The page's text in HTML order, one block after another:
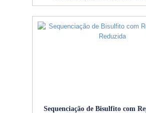
Sequenciação de Bisulfito com